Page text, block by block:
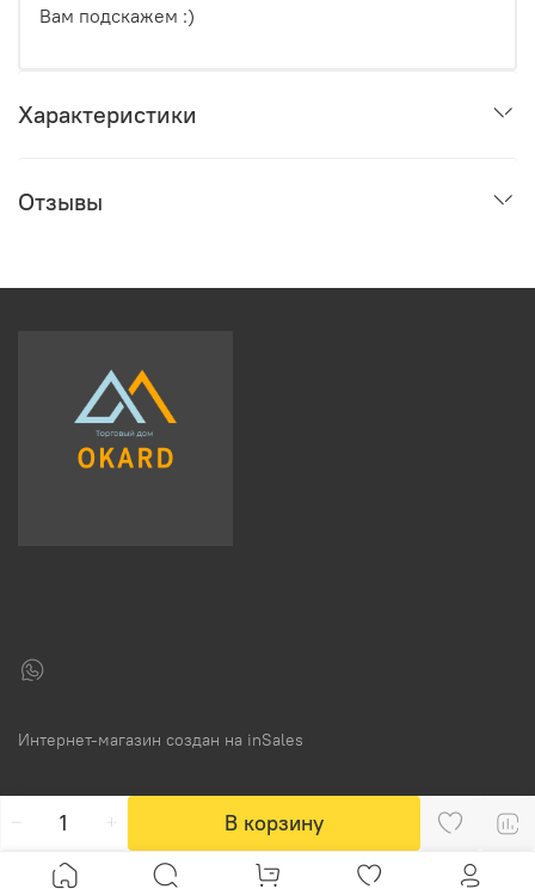
В корзину
Вам подскажем :)
Характеристики
Отзывы
Интернет-магазин создан на inSales